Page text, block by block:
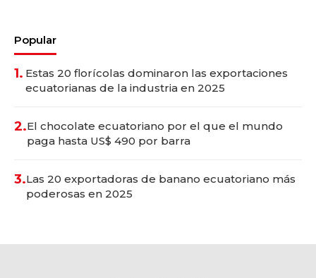
Popular
1. Estas 20 florícolas dominaron las exportaciones
ecuatorianas de la industria en 2025
2.El chocolate ecuatoriano por el que el mundo
paga hasta US$ 490 por barra
3.Las 20 exportadoras de banano ecuatoriano más
poderosas en 2025